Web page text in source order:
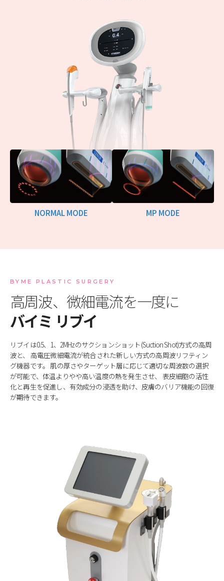
NORMAL MODE MP MODE
BYME PLASTIC SURGERY
高周波、微細電流を一度に
バイミ リブイ
リブイは0.5、1、2MHzのサクションショット(Suction Shot)方式の高周
波と、
高電圧微細電流が統合された新しい方式の高周波リフティン
グ機器です。 肌の厚さやターゲット層に応じて適切な周波数の選択
が可能で、体温よりやや高い温度の熱を発生させ、
表皮細胞の活性
化と再生を促進し、有効成分の浸透を助け、皮膚のバリア機能の回復
が期待できます。